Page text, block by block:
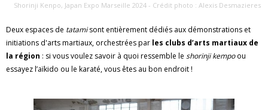
Shorinji Kenpo, Japan Expo Marseille 2024 - Crédit photo : Alexis Desmazieres
Deux espaces de tatamisont entièrement dédiés aux démonstrations et
initiations d'arts martiaux, orchestrées par les clubs d’arts martiaux de
la région : si vous voulez savoir à quoi ressemble le shorinji kempoou
essayez l’aïkido ou le karaté, vous êtes au bon endroit !